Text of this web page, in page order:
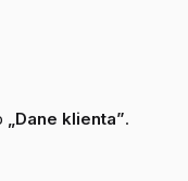
„Dane klienta”.